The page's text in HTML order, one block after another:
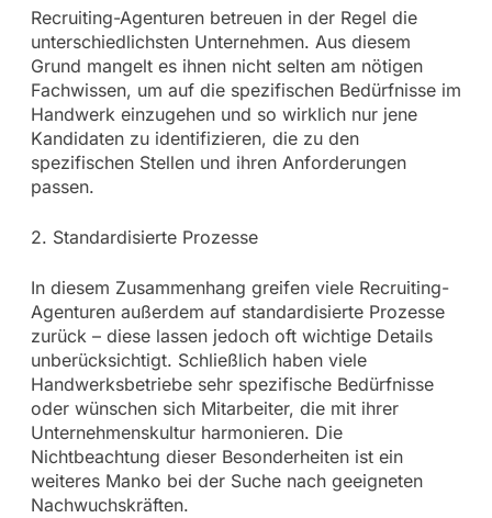
Recruiting-Agenturen betreuen in der Regel die
unterschiedlichsten Unternehmen. Aus diesem
Grund mangelt es ihnen nicht selten am nötigen
Fachwissen, um auf die spezifischen Bedürfnisse im
Handwerk einzugehen und so wirklich nur jene
Kandidaten zu identifizieren, die zu den
spezifischen Stellen und ihren Anforderungen
passen.
2. Standardisierte Prozesse
In diesem Zusammenhang greifen viele Recruiting-
Agenturen außerdem auf standardisierte Prozesse
zurück – diese lassen jedoch oft wichtige Details
unberücksichtigt. Schließlich haben viele
Handwerksbetriebe sehr spezifische Bedürfnisse
oder wünschen sich Mitarbeiter, die mit ihrer
Unternehmenskultur harmonieren. Die
Nichtbeachtung dieser Besonderheiten ist ein
weiteres Manko bei der Suche nach geeigneten
Nachwuchskräften.